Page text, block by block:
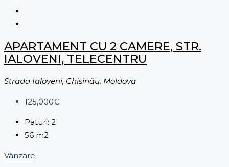
APARTAMENT CU 2 CAMERE, STR.
IALOVENI, TELECENTRU
Strada Ialoveni, Chișinău, Moldova
125,000€
Paturi: 2
56 m2
Vânzare